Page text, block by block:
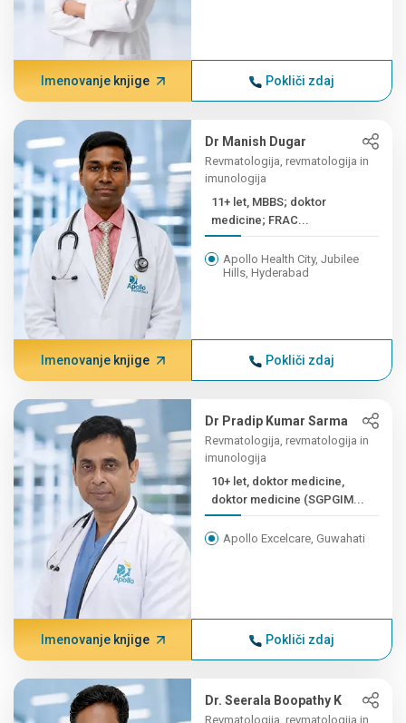
Imenovanje knjige Pokliči zdaj
Dr Manish Dugar
Revmatologija, revmatologija in
imunologija
11+ let, MBBS; doktor
medicine; FRAC...
Apollo Health City, Jubilee
Hills, Hyderabad
Imenovanje knjige Pokliči zdaj
Dr Pradip Kumar Sarma
Revmatologija, revmatologija in
imunologija
10+ let, doktor medicine,
doktor medicine (SGPGIM...
Apollo Excelcare, Guwahati
Imenovanje knjige Pokliči zdaj
Dr. Seerala Boopathy K
Revmatologija, revmatologija in